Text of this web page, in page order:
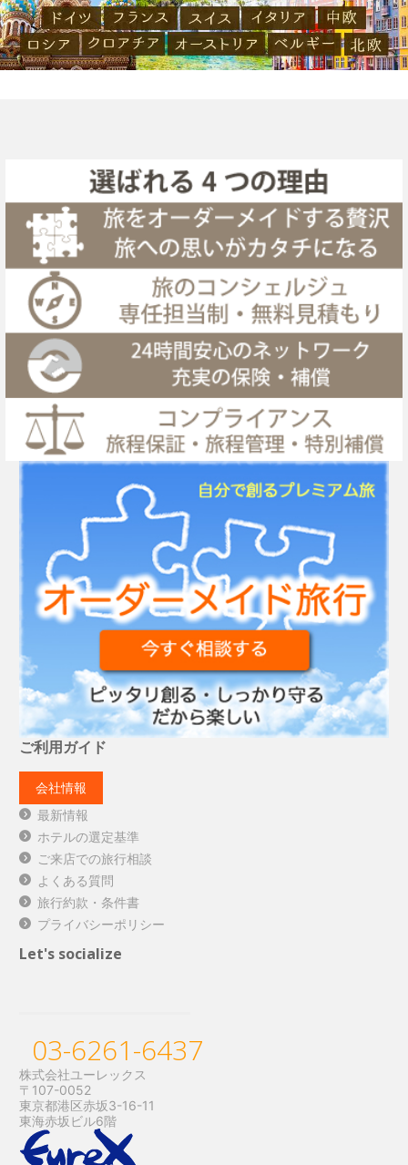
ご利用ガイド
会社情報
最新情報
ホテルの選定基準
ご来店での旅行相談
よくある質問
旅行約款・条件書
プライバシーポリシー
Let's socialize
03-6261-6437
株式会社ユーレックス
〒107-0052
東京都港区赤坂3-16-11
東海赤坂ビル6階